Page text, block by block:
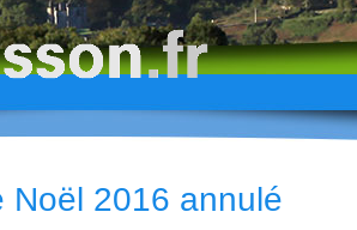
Noël 2016 annulé